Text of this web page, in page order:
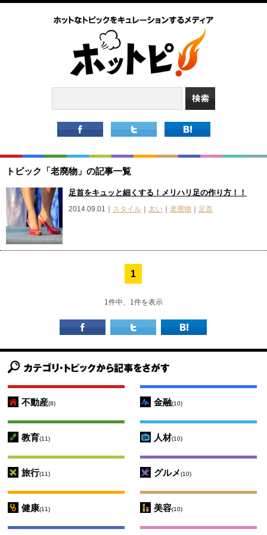
トピック「老廃物」の記事一覧
足首をキュッと細くする！メリハリ足の作り方！！
2014.09.01｜ スタイル 太い 老廃物 足首
1
1件中、1件を表示
不動産(8) 金融(10)
教育(11) 人材(10)
旅行(11) グルメ(10)
健康(11) 美容(10)